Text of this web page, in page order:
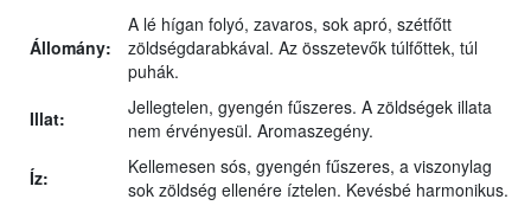
Állomány:
A lé hígan folyó, zavaros, sok apró, szétfőtt
zöldségdarabkával. Az összetevők túlfőttek, túl
puhák.
Illat:
Jellegtelen, gyengén fűszeres. A zöldségek illata
nem érvényesül. Aromaszegény.
Íz:
Kellemesen sós, gyengén fűszeres, a viszonylag
sok zöldség ellenére íztelen. Kevésbé harmonikus.